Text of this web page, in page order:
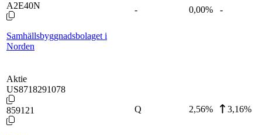
A2E40N
Samhällsbyggnadsbolaget i
Norden
- 0,00% -
Aktie
US8718291078
859121 Q 2,56% 3,16%